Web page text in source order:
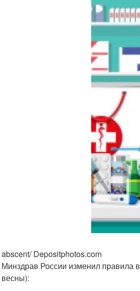
abscent/ Depositphotos.com
Минздрав России изменил правила
весны):